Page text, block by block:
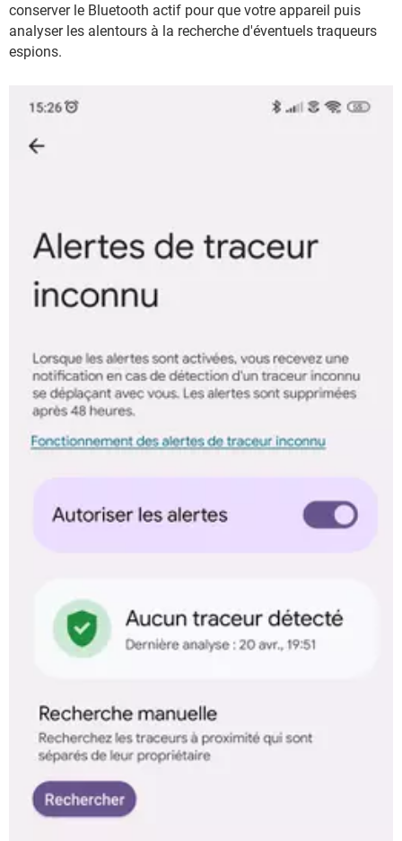
conserver le Bluetooth actif pour que votre appareil puis
analyser les alentours à la recherche d'éventuels traqueurs
espions.